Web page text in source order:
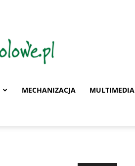
MECHANIZACJA MULTIMEDIA